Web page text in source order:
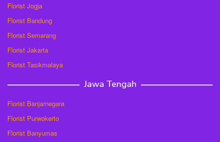
Florist Jogja
Florist Bandung
Florist Semarang
Florist Jakarta
Florist Tasikmalaya
Jawa Tengah
Florist Banjarnegara
Florist Purwokerto
Florist Banyumas